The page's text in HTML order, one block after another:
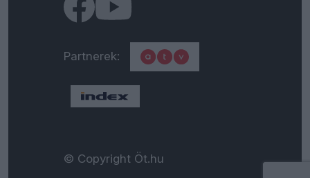
Partnerek:
© Copyright Öt.hu